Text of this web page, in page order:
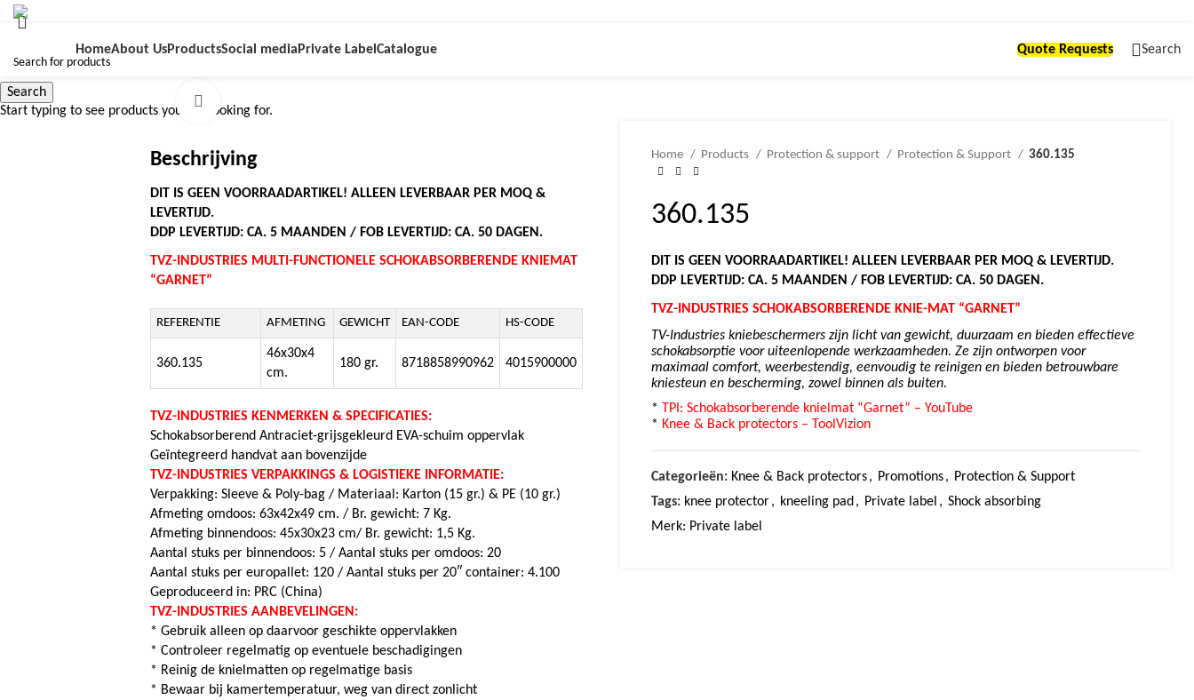
HomeAbout UsProductsSocial media Private Label Catalogue Quote Requests Search
Beschrijving
DIT IS GEEN VOORRAADARTIKEL! ALLEEN LEVERBAAR PER MOQ &
LEVERTIJD.
DDP LEVERTIJD: CA. 5 MAANDEN / FOB LEVERTIJD: CA. 50 DAGEN.
TVZ-INDUSTRIES MULTI-FUNCTIONELE SCHOKABSORBERENDE KNIEMAT
“GARNET”
REFERENTIE AFMETING GEWICHT EAN-CODE HS-CODE
360.135
46x30x4
cm.
180 gr. 8718858990962 4015900000
TVZ-INDUSTRIES KENMERKEN & SPECIFICATIES:
Schokabsorberend Antraciet-grijsgekleurd EVA-schuim oppervlak
Geïntegreerd handvat aan bovenzijde
TVZ-INDUSTRIES VERPAKKINGS & LOGISTIEKE INFORMATIE:
Verpakking: Sleeve & Poly-bag / Materiaal: Karton (15 gr.) & PE (10 gr.)
Afmeting omdoos: 63x42x49 cm. / Br. gewicht: 7 Kg.
Afmeting binnendoos: 45x30x23 cm/ Br. gewicht: 1,5 Kg.
Aantal stuks per binnendoos: 5 /Aantal stuks per omdoos: 20
Aantal stuks per europallet: 120 /Aantal stuks per 20″ container: 4.100
Geproduceerd in: PRC (China)
TVZ-INDUSTRIES AANBEVELINGEN:
* Gebruik alleen op daarvoor geschikte oppervlakken
* Controleer regelmatig op eventuele beschadigingen
* Reinig de knielmatten op regelmatige basis
* Bewaar bij kamertemperatuur, weg van direct zonlicht
Home Products Protection & support Protection & Support 360.135
360.135
DIT IS GEEN VOORRAADARTIKEL! ALLEEN LEVERBAAR PER MOQ & LEVERTIJD.
DDP LEVERTIJD: CA. 5 MAANDEN / FOB LEVERTIJD: CA. 50 DAGEN.
TVZ-INDUSTRIES SCHOKABSORBERENDE KNIE-MAT “GARNET”
TV-Industries kniebeschermers zijn licht van gewicht, duurzaam en bieden effectieve
schokabsorptie voor uiteenlopende werkzaamheden. Ze zijn ontworpen voor
maximaal comfort, weerbestendig, eenvoudig te reinigen en bieden betrouwbare
kniesteun en bescherming, zowel binnen als buiten.
* TPI: Schokabsorberende knielmat “Garnet” – YouTube
* Knee & Back protectors – ToolVizion
Categorieën: Knee & Back protectors, Promotions, Protection & Support
Tags: knee protector, kneeling pad , Private label , Shock absorbing
Merk: Private label
Search
Start typing to see products you are looking for.